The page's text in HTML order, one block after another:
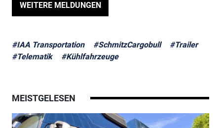
WEITERE MELDUNGEN
#IAA Transportation #SchmitzCargobull
#Trailer
#Telematik
#Kühlfahrzeuge
MEISTGELESEN